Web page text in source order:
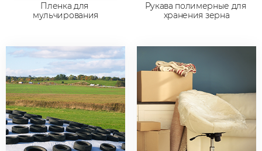
Пленка для
мульчирования
Рукава полимерные для
хранения зерна